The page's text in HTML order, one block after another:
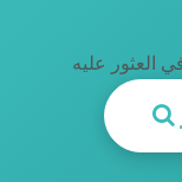
العثور عليه